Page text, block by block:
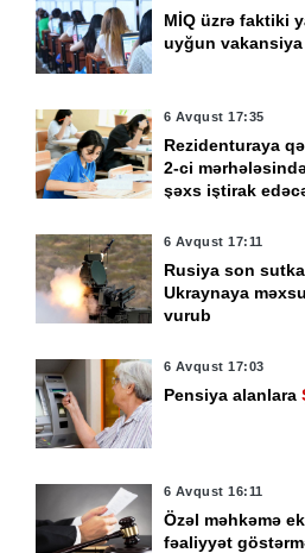
MİQ üzrə faktiki
uyğun vakansiya
6 Avqust 17:35
Rezidenturaya
2-ci
şəxs iştirak
6 Avqust 17:11
Rusiya son
Ukraynaya
vurub
6 Avqust 17:03
Pensiya alanlara
6 Avqust 16:11
Özəl məhkəmə
fəaliyyət